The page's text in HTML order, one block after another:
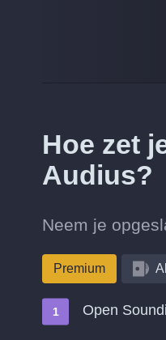
Hoe zet
Audius?
Neem je
Premium
Open